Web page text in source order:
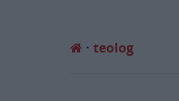
teolog